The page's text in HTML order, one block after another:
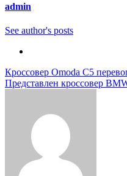
admin
See author's posts
Навигация
по
Кроссовер Omoda C5
Представлен кроссовер